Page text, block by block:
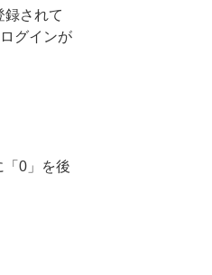
録されて
グインが
0」を後